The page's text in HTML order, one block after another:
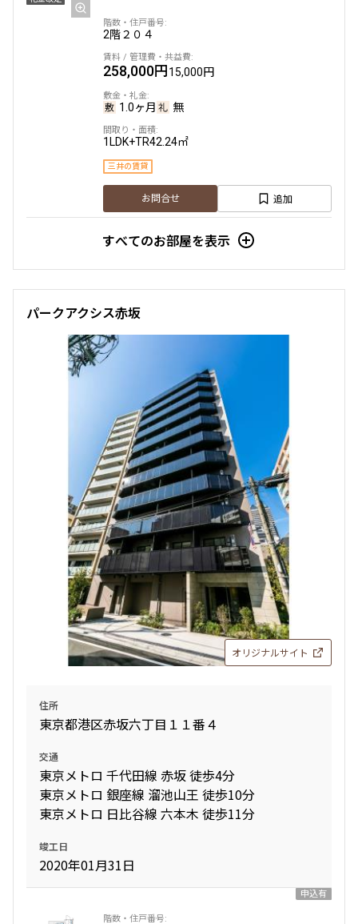
2階２０４
258,000円15,000円
1.0ヶ月 無
1LDK+TR42.24㎡
三井の賃貸
お問合せ 追加
すべてのお部屋を表示
パークアクシス赤坂
オリジナルサイト
住所
東京都港区赤坂六丁目１１番４
交通
東京メトロ 千代田線 赤坂 徒歩4分
東京メトロ 銀座線 溜池山王 徒歩10分
東京メトロ 日比谷線 六本木 徒歩11分
竣工日
2020年01月31日
申込有